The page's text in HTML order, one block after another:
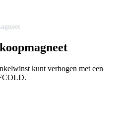
kunt verhogen met een